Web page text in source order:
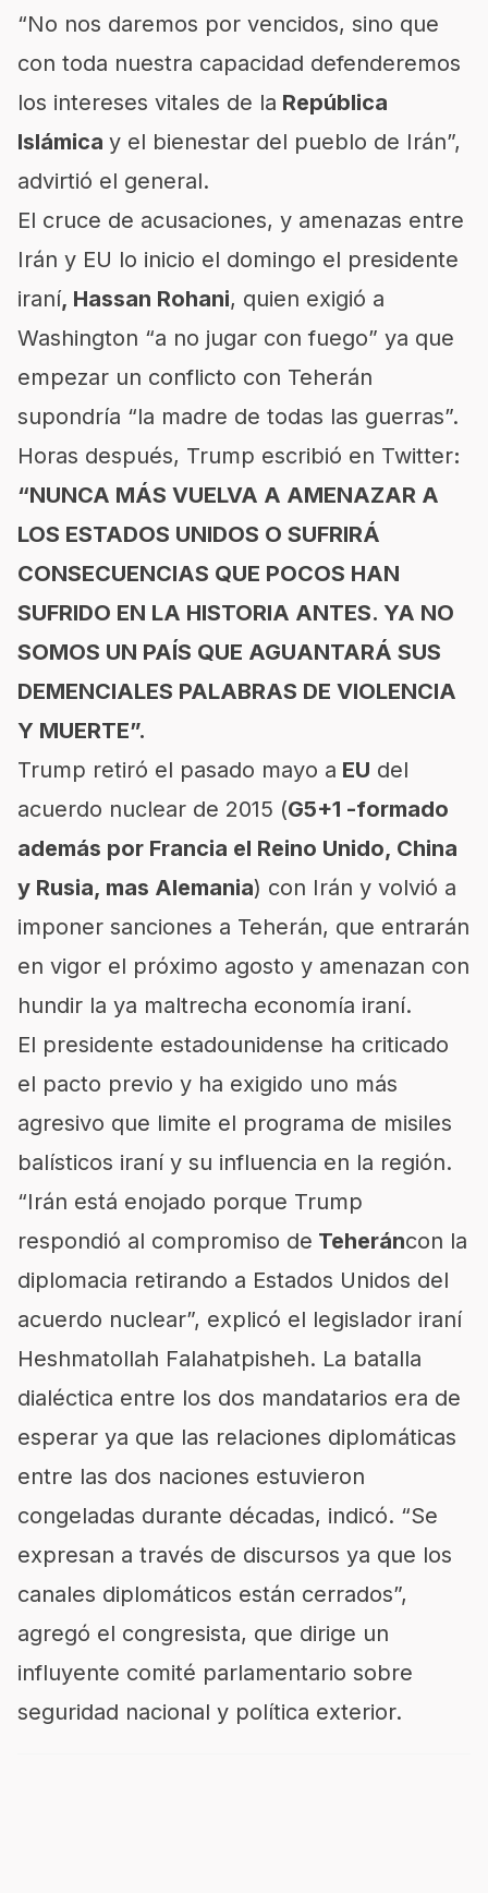
“No nos daremos por vencidos, sino que
con toda nuestra capacidad defenderemos
los intereses vitales de la República
Islámica y el bienestar del pueblo de Irán”,
advirtió el general.
El cruce de acusaciones, y amenazas entre
Irán y EU lo inicio el domingo el presidente
iraní, Hassan Rohani, quien exigió a
Washington “a no jugar con fuego” ya que
empezar un conflicto con Teherán
supondría “la madre de todas las guerras”.
Horas después, Trump escribió en Twitter:
“NUNCA MÁS VUELVA A AMENAZAR A
LOS ESTADOS UNIDOS O SUFRIRÁ
CONSECUENCIAS QUE POCOS HAN
SUFRIDO EN LA HISTORIA ANTES. YA NO
SOMOS UN PAÍS QUE AGUANTARÁ SUS
DEMENCIALES PALABRAS DE VIOLENCIA
Y MUERTE”.
Trump retiró el pasado mayo a EU del
acuerdo nuclear de 2015 (G5+1 -formado
además por Francia el Reino Unido, China
y Rusia, mas Alemania) con Irán y volvió a
imponer sanciones a Teherán, que entrarán
en vigor el próximo agosto y amenazan con
hundir la ya maltrecha economía iraní.
El presidente estadounidense ha criticado
el pacto previo y ha exigido uno más
agresivo que limite el programa de misiles
balísticos iraní y su influencia en la región.
“Irán está enojado porque Trump
respondió al compromiso de Teheráncon la
diplomacia retirando a Estados Unidos del
acuerdo nuclear”, explicó el legislador iraní
Heshmatollah Falahatpisheh. La batalla
dialéctica entre los dos mandatarios era de
esperar ya que las relaciones diplomáticas
entre las dos naciones estuvieron
congeladas durante décadas, indicó. “Se
expresan a través de discursos ya que los
canales diplomáticos están cerrados”,
agregó el congresista, que dirige un
influyente comité parlamentario sobre
seguridad nacional y política exterior.